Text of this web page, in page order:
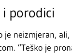
porodici
je neizmjeran,
“Teško je